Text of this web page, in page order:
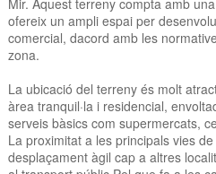
ofereix un ampli espai per
comercial, dacord amb les
zona.
La ubicació del terreny és molt
àrea tranquil·la i residencial,
serveis bàsics com supermercats,
La proximitat a les principals vies
desplaçament àgil cap a altres